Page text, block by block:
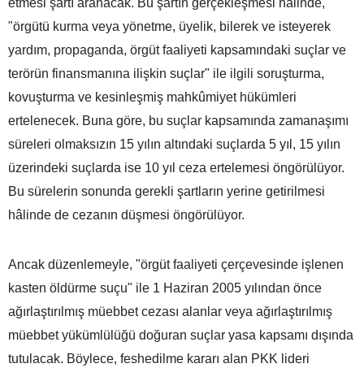
"örgütü kurma veya yönetme, üyelik, bilerek ve isteyerek
yardım, propaganda, örgüt faaliyeti kapsamındaki suçlar ve
terörün finansmanına ilişkin suçlar" ile ilgili soruşturma,
kovuşturma ve kesinleşmiş mahkûmiyet hükümleri
ertelenecek. Buna göre, bu suçlar kapsamında zamanaşımı
süreleri olmaksızın 15 yılın altındaki suçlarda 5 yıl, 15 yılın
üzerindeki suçlarda ise 10 yıl ceza ertelemesi öngörülüyor.
Bu sürelerin sonunda gerekli şartların yerine getirilmesi
hâlinde de cezanın düşmesi öngörülüyor.
Ancak düzenlemeyle, "örgüt faaliyeti çerçevesinde işlenen
kasten öldürme suçu" ile 1 Haziran 2005 yılından önce
ağırlaştırılmış müebbet cezası alanlar veya ağırlaştırılmış
müebbet yükümlülüğü doğuran suçlar yasa kapsamı dışında
tutulacak. Böylece, feshedilme kararı alan PKK lideri